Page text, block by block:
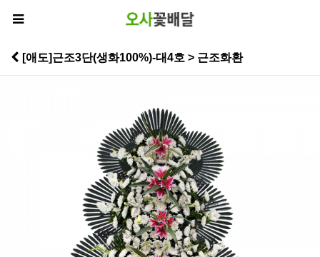
[애도]근조3단(생화100%)-대4호 > 근조화환